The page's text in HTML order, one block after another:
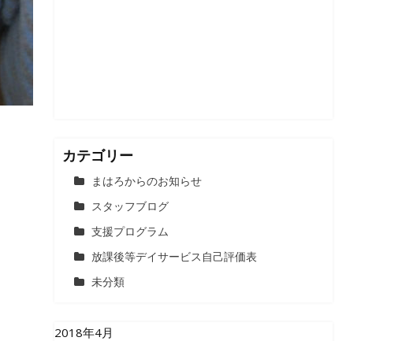
カテゴリー
まはろからのお知らせ
スタッフブログ
支援プログラム
放課後等デイサービス自己評価表
未分類
2018年4月